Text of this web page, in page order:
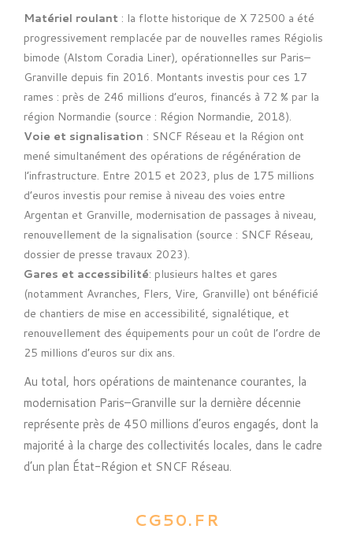
Matériel roulant : la flotte historique de X 72500 a été
progressivement remplacée par de nouvelles rames Régiolis
bimode (Alstom Coradia Liner), opérationnelles sur Paris–
Granville depuis fin 2016. Montants investis pour ces 17
rames : près de 246 millions d’euros, financés à 72 % par la
région Normandie (source : Région Normandie, 2018).
Voie et signalisation : SNCF Réseau et la Région ont
mené simultanément des opérations de régénération de
l’infrastructure. Entre 2015 et 2023, plus de 175 millions
d’euros investis pour remise à niveau des voies entre
Argentan et Granville, modernisation de passages à niveau,
renouvellement de la signalisation (source : SNCF Réseau,
dossier de presse travaux 2023).
Gares et accessibilité: plusieurs haltes et gares
(notamment Avranches, Flers, Vire, Granville) ont bénéficié
de chantiers de mise en accessibilité, signalétique, et
renouvellement des équipements pour un coût de l’ordre de
25 millions d’euros sur dix ans.
Au total, hors opérations de maintenance courantes, la
modernisation Paris–Granville sur la dernière décennie
représente près de 450 millions d’euros engagés, dont la
majorité à la charge des collectivités locales, dans le cadre
d’un plan État-Région et SNCF Réseau.
CG50.FR